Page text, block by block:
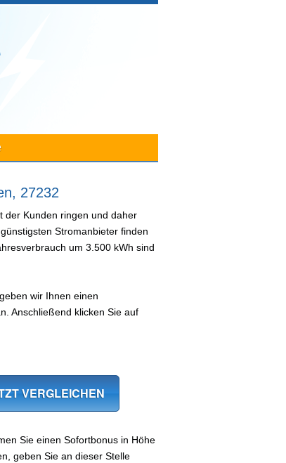
27232
der Kunden ringen und daher
Stromanbieter finden
um 3.500 kWh sind
wir Ihnen einen
Anschließend klicken Sie auf
Sie einen Sofortbonus in Höhe
geben Sie an dieser Stelle